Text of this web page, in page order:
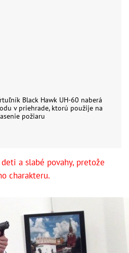
Black Hawk UH-60 naberá
v priehrade, ktorú použije na
požiaru
a slabé povahy, pretože
charakteru.